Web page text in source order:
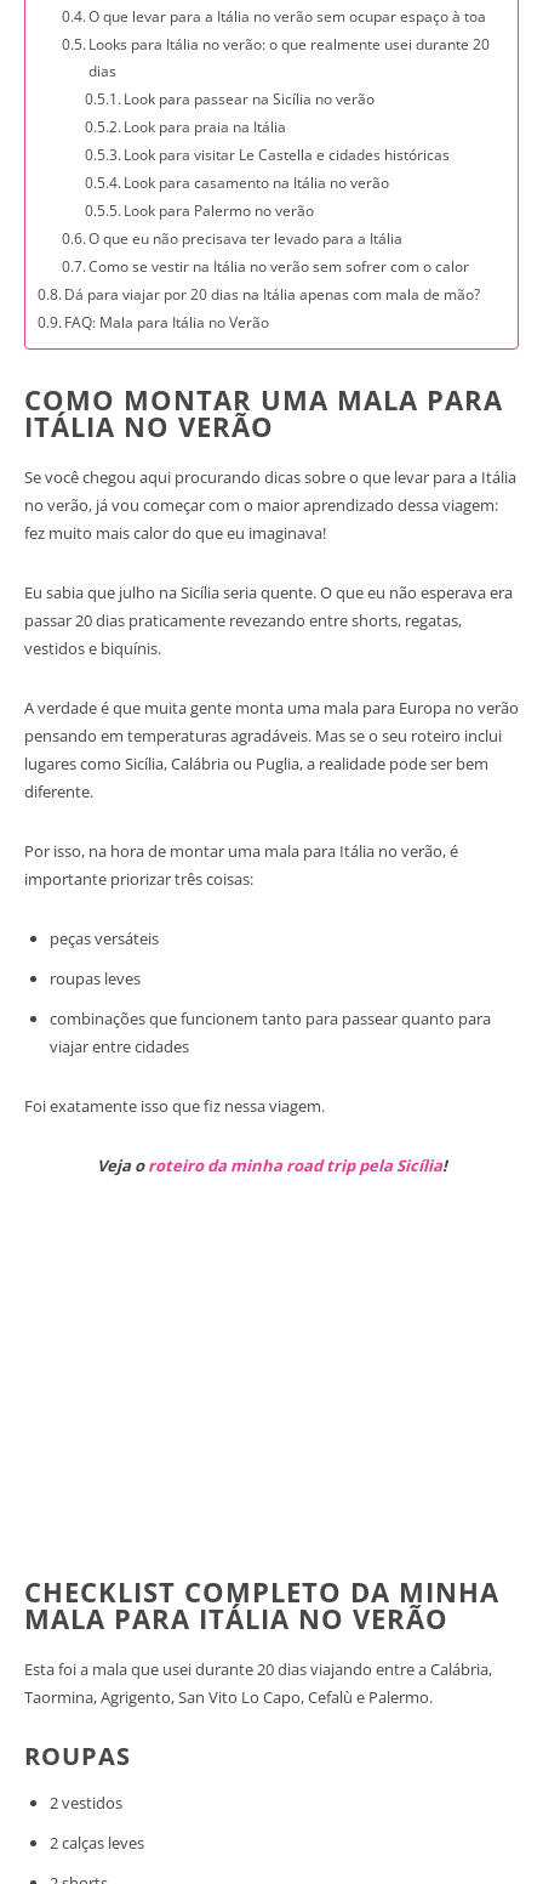
O que levar para a Itália no verão sem ocupar espaço à toa
Looks para Itália no verão: o que realmente usei durante 20
dias
Look para passear na Sicília no verão
Look para praia na Itália
Look para visitar Le Castella e cidades históricas
Look para casamento na Itália no verão
Look para Palermo no verão
O que eu não precisava ter levado para a Itália
Como se vestir na Itália no verão sem sofrer com o calor
Dá para viajar por 20 dias na Itália apenas com mala de mão?
FAQ: Mala para Itália no Verão
COMO MONTAR UMA MALA PARA
ITÁLIA NO VERÃO
Se você chegou aqui procurando dicas sobre o que levar para a Itália
no verão, já vou começar com o maior aprendizado dessa viagem:
fez muito mais calor do que eu imaginava!
Eu sabia que julho na Sicília seria quente. O que eu não esperava era
passar 20 dias praticamente revezando entre shorts, regatas,
vestidos e biquínis.
A verdade é que muita gente monta uma mala para Europa no verão
pensando em temperaturas agradáveis. Mas se o seu roteiro inclui
lugares como Sicília, Calábria ou Puglia, a realidade pode ser bem
diferente.
Por isso, na hora de montar uma mala para Itália no verão, é
importante priorizar três coisas:
peças versáteis
roupas leves
combinações que funcionem tanto para passear quanto para
viajar entre cidades
Foi exatamente isso que fiz nessa viagem.
Veja oroteiro da minha road trip pela Sicília!
CHECKLIST COMPLETO DA MINHA
MALA PARA ITÁLIA NO VERÃO
Esta foi a mala que usei durante 20 dias viajando entre a Calábria,
Taormina, Agrigento, San Vito Lo Capo, Cefalù e Palermo.
ROUPAS
2 vestidos
2 calças leves